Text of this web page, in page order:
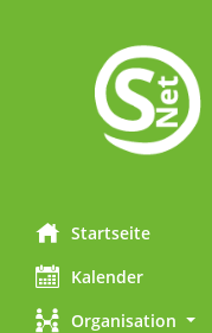
Startseite
Kalender
Organisation